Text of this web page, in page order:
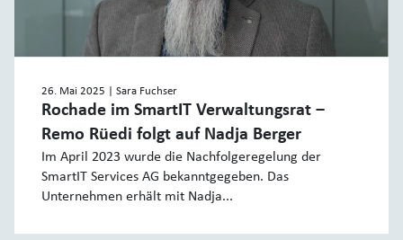
26. Mai 2025 | Sara Fuchser
Rochade im SmartIT Verwaltungsrat ‒
Remo Rüedi folgt auf Nadja Berger
Im April 2023 wurde die Nachfolgeregelung der
SmartIT Services AG bekanntgegeben. Das
Unternehmen erhält mit Nadja...